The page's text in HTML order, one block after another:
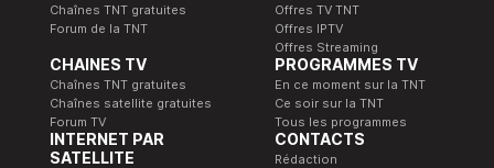
Chaînes TNT gratuites
Forum de la TNT
Offres TV TNT
Offres IPTV
Offres Streaming
CHAINES TV
Chaînes TNT gratuites
Chaînes satellite gratuites
Forum TV
PROGRAMMES TV
En ce moment sur la TNT
Ce soir sur la TNT
Tous les programmes
INTERNET PAR
SATELLITE
CONTACTS
Rédaction